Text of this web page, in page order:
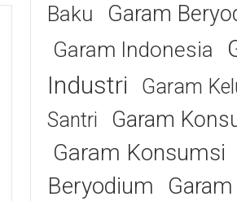
Baku
Garam
Garam Indonesia
Industri
Garam
Santri
Garam
Garam Konsumsi
Beryodium